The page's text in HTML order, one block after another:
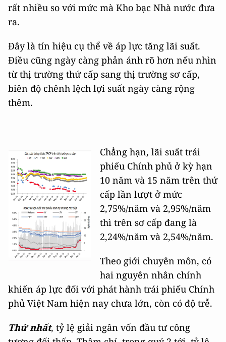
rất nhiều so với mức mà Kho bạc Nhà nước đưa
ra.
Đây là tín hiệu cụ thể về áp lực tăng lãi suất.
Điều cũng ngày càng phản ánh rõ hơn nếu nhìn
từ thị trường thứ cấp sang thị trường sơ cấp,
biên độ chênh lệch lợi suất ngày càng rộng
thêm.
Chẳng hạn, lãi suất trái
phiếu Chính phủ ở kỳ hạn
10 năm và 15 năm trên thứ
cấp lần lượt ở mức
2,75%/năm và 2,95%/năm
thì trên sơ cấp đang là
2,24%/năm và 2,54%/năm.
Theo giới chuyên môn, có
hai nguyên nhân chính
khiến áp lực đối với phát hành trái phiếu Chính
phủ Việt Nam hiện nay chưa lớn, còn có độ trễ.
Thứ nhất, tỷ lệ giải ngân vốn đầu tư công